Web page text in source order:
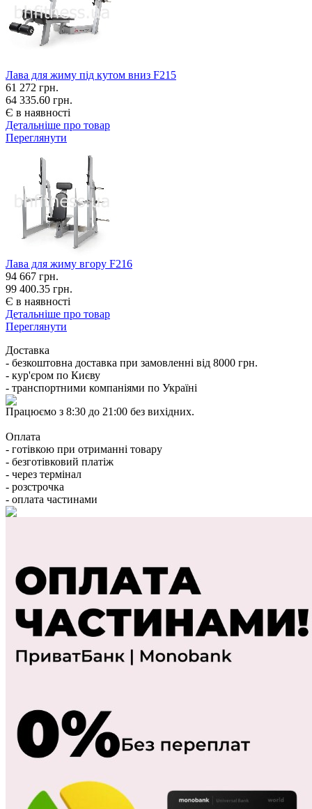
Лава для жиму під кутом вниз F215
61 272 грн.
64 335.60 грн.
Є в наявності
Детальніше про товар
Переглянути
Лава для жиму вгору F216
94 667 грн.
99 400.35 грн.
Є в наявності
Детальніше про товар
Переглянути
Доставка
- безкоштовна доставка при замовленні від 8000 грн.
- кур'єром по Києву
- транспортними компаніями по Україні
Працюємо з 8:30 до 21:00 без вихідних.
Оплата
- готівкою при отриманні товару
- безготівковий платіж
- через термінал
- розстрочка
- оплата частинами